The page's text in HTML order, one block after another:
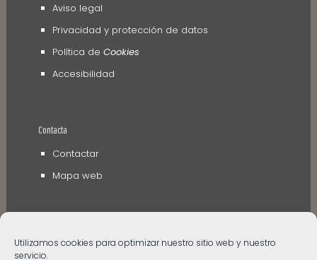
Utilizamos cookies para optimizar nuestro sitio web y nuestro
servicio.
Aviso legal
Privacidad y protección de datos
Política de Cookies
Accesibilidad
Contacta
Contactar
Mapa web